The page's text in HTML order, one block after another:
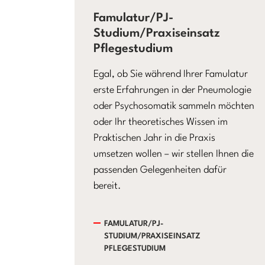
Famulatur/PJ-
Studium/Praxiseinsatz
Pflegestudium
Egal, ob Sie während Ihrer Famulatur
erste Erfahrungen in der Pneumologie
oder Psychosomatik sammeln möchten
oder Ihr theoretisches Wissen im
Praktischen Jahr in die Praxis
umsetzen wollen – wir stellen Ihnen die
passenden Gelegenheiten dafür
bereit.
FAMULATUR/PJ-
STUDIUM/PRAXISEINSATZ
PFLEGESTUDIUM